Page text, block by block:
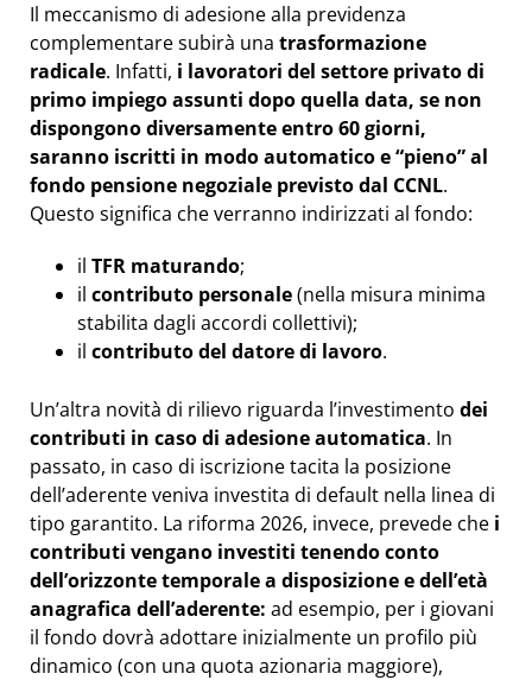
Il meccanismo di adesione alla previdenza
complementare subirà una trasformazione
radicale. Infatti, i lavoratori del settore privato di
primo impiego assunti dopo quella data, se non
dispongono diversamente entro 60 giorni,
saranno iscritti in modo automatico e “pieno” al
fondo pensione negoziale previsto dal CCNL.
Questo significa che verranno indirizzati al fondo:
il TFR maturando;
il contributo personale(nella misura minima
stabilita dagli accordi collettivi);
il contributo del datore di lavoro.
Un’altra novità di rilievo riguarda l’investimento dei
contributi in caso di adesione automatica. In
passato, in caso di iscrizione tacita la posizione
dell’aderente veniva investita di default nella linea di
tipo garantito. La riforma 2026, invece, prevede che i
contributi vengano investiti tenendo conto
dell’orizzonte temporale a disposizione e dell’età
anagrafica dell’aderente: ad esempio, per i giovani
il fondo dovrà adottare inizialmente un profilo più
dinamico (con una quota azionaria maggiore),